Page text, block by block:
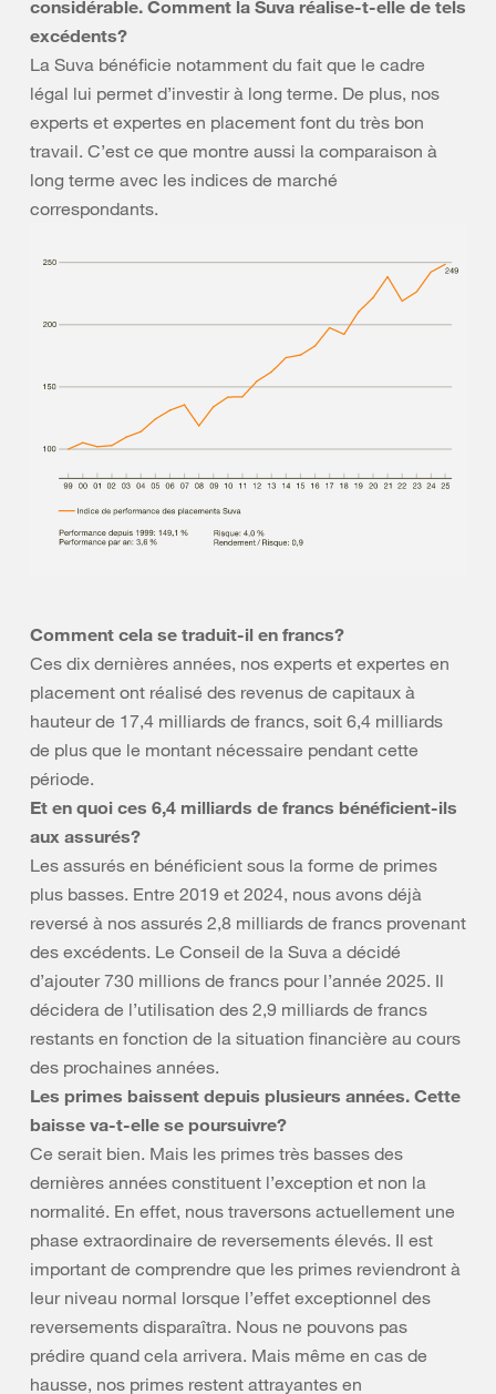
considérable. Comment la Suva réalise-t-elle de tels
excédents?
La Suva bénéficie notamment du fait que le cadre
légal lui permet d’investir à long terme. De plus, nos
experts et expertes en placement font du très bon
travail. C’est ce que montre aussi la comparaison à
long terme avec les indices de marché
correspondants.
Comment cela se traduit-il en francs?
Ces dix dernières années, nos experts et expertes en
placement ont réalisé des revenus de capitaux à
hauteur de 17,4 milliards de francs, soit 6,4 milliards
de plus que le montant nécessaire pendant cette
période.
Et en quoi ces 6,4 milliards de francs bénéficient-ils
aux assurés?
Les assurés en bénéficient sous la forme de primes
plus basses. Entre 2019 et 2024, nous avons déjà
reversé à nos assurés 2,8 milliards de francs provenant
des excédents. Le Conseil de la Suva a décidé
d’ajouter 730 millions de francs pour l’année 2025. Il
décidera de l’utilisation des 2,9 milliards de francs
restants en fonction de la situation financière au cours
des prochaines années.
Les primes baissent depuis plusieurs années. Cette
baisse va-t-elle se poursuivre?
Ce serait bien. Mais les primes très basses des
dernières années constituent l’exception et non la
normalité. En effet, nous traversons actuellement une
phase extraordinaire de reversements élevés. Il est
important de comprendre que les primes reviendront à
leur niveau normal lorsque l’effet exceptionnel des
reversements disparaîtra. Nous ne pouvons pas
prédire quand cela arrivera. Mais même en cas de
hausse, nos primes restent attrayantes en